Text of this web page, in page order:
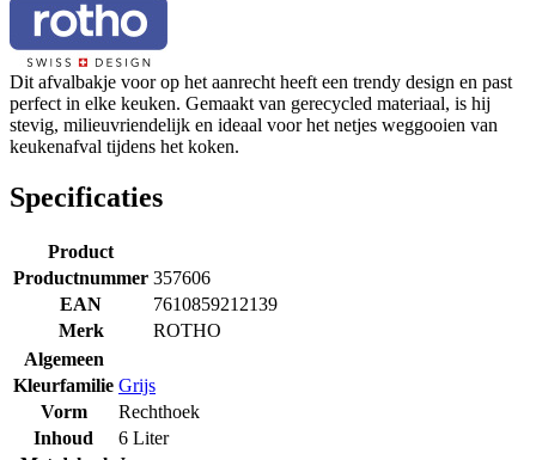
Dit afvalbakje voor op het aanrecht heeft een trendy design en past
perfect in elke keuken. Gemaakt van gerecycled materiaal, is hij
stevig, milieuvriendelijk en ideaal voor het netjes weggooien van
keukenafval tijdens het koken.
Specificaties
Product
Productnummer 357606
EAN
7610859212139
Merk
ROTHO
Algemeen
Kleurfamilie Grijs
Vorm
Rechthoek
Inhoud
6 Liter